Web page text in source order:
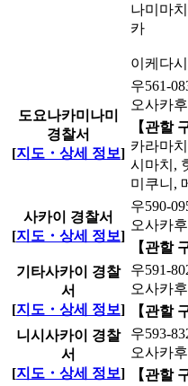
나미마
카
이케다
도요나카미나미
경찰서
[지도・상세 정보]
우561-
오사카
【관할
카라마
시마치,
미쿠니,
사카이 경찰서
[지도・상세 정보]
우590-
오사카
【관할
기타사카이 경찰
서
[지도・상세 정보]
우591-
오사카
【관할
니시사카이 경찰
서
[지도・상세 정보]
우593-
오사카
【관할